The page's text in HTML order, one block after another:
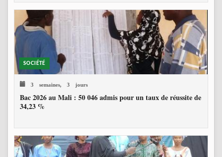
SOCIÉTÉ
3 semaines, 3 jours
Bac 2026 au Mali : 50 046 admis pour un taux de réussite de
34,23 %